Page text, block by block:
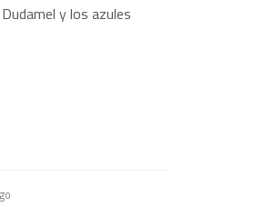
y los azules